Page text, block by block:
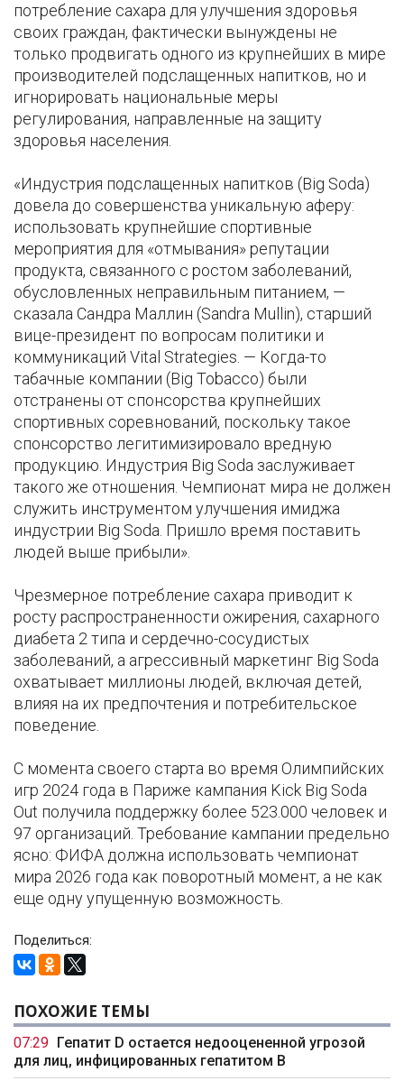
потребление сахара для улучшения здоровья
своих граждан, фактически вынуждены не
только продвигать одного из крупнейших в мире
производителей подслащенных напитков, но и
игнорировать национальные меры
регулирования, направленные на защиту
здоровья населения.
«Индустрия подслащенных напитков (Big Soda)
довела до совершенства уникальную аферу:
использовать крупнейшие спортивные
мероприятия для «отмывания» репутации
продукта, связанного с ростом заболеваний,
обусловленных неправильным питанием, —
сказала Сандра Маллин (Sandra Mullin), старший
вице-президент по вопросам политики и
коммуникаций Vital Strategies. — Когда-то
табачные компании (Big Tobacco) были
отстранены от спонсорства крупнейших
спортивных соревнований, поскольку такое
спонсорство легитимизировало вредную
продукцию. Индустрия Big Soda заслуживает
такого же отношения. Чемпионат мира не должен
служить инструментом улучшения имиджа
индустрии Big Soda. Пришло время поставить
людей выше прибыли».
Чрезмерное потребление сахара приводит к
росту распространенности ожирения, сахарного
диабета 2 типа и сердечно-сосудистых
заболеваний, а агрессивный маркетинг Big Soda
охватывает миллионы людей, включая детей,
влияя на их предпочтения и потребительское
поведение.
С момента своего старта во время Олимпийских
игр 2024 года в Париже кампания Kick Big Soda
Out получила поддержку более 523.000 человек и
97 организаций. Требование кампании предельно
ясно: ФИФА должна использовать чемпионат
мира 2026 года как поворотный момент, а не как
еще одну упущенную возможность.
Поделиться:
ПОХОЖИЕ ТЕМЫ
07:29
Гепатит D остается недооцененной угрозой
для лиц, инфицированных гепатитом B